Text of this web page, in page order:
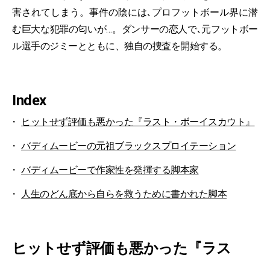
害されてしまう。事件の陰には､プロフットボール界に潜
む巨大な犯罪の匂いが…。ダンサーの恋人で､元フットボー
ル選手のジミーとともに、独自の捜査を開始する。
Index
ヒットせず評価も悪かった『ラスト・ボーイスカウト』
バディムービーの元祖ブラックスプロイテーション
バディムービーで作家性を発揮する脚本家
人生のどん底から自らを救うために書かれた脚本
ヒットせず評価も悪かった『ラス